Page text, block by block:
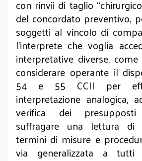
con rinvii di taglio
del concordato preventivo,
soggetti al vincolo di
l’interprete che voglia
interpretative diverse,
considerare operante il
54 e 55 CCII per
interpretazione analogica,
verifica dei
suffragare una lettura
termini di misure e
via generalizzata a